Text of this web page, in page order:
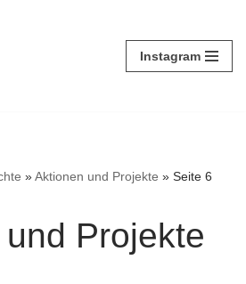
Instagram
»Aktionen und Projekte » Seite 6
Projekte